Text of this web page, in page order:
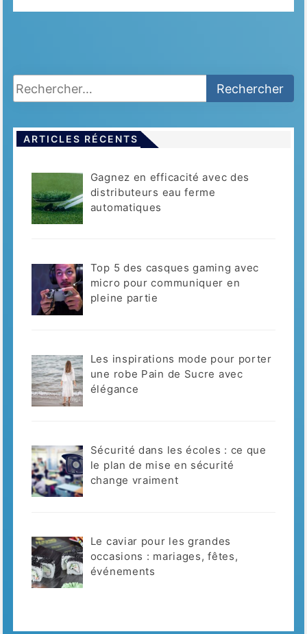
ARTICLES RÉCENTS
Gagnez en efficacité avec des
distributeurs eau ferme
automatiques
Top 5 des casques gaming avec
micro pour communiquer en
pleine partie
Les inspirations mode pour porter
une robe Pain de Sucre avec
élégance
Sécurité dans les écoles : ce que
le plan de mise en sécurité
change vraiment
Le caviar pour les grandes
occasions : mariages, fêtes,
événements